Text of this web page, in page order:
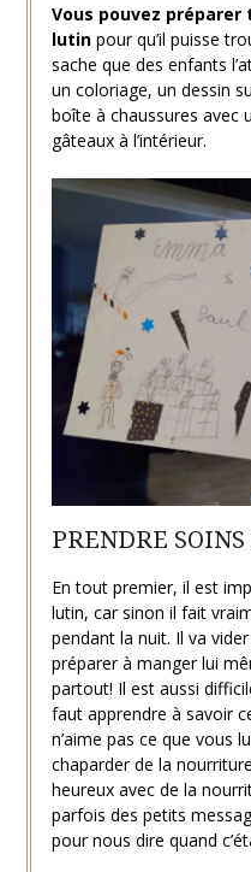
Vous pouvez
lutinpour qu’il puisse
sache que des enfants
un coloriage, un dessin
boîte à chaussures avec
gâteaux à l’intérieur.
PRENDRE
En tout premier, il est
lutin, car sinon il fait
pendant la nuit. Il va
préparer à manger lui
partout! Il est aussi
faut apprendre à savoir
n’aime pas ce que vous
chaparder de la
heureux avec de la
parfois des petits
pour nous dire quand